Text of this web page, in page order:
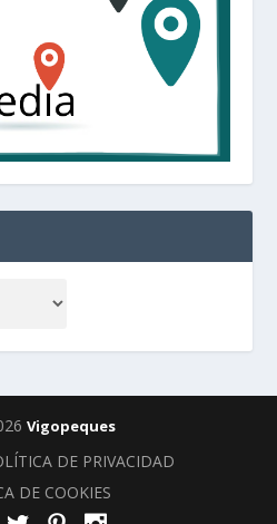
Vigopeques
DE PRIVACIDAD
DE COOKIES